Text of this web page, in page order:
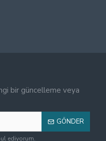
bir güncelleme veya
GÖNDER
ediyorum.